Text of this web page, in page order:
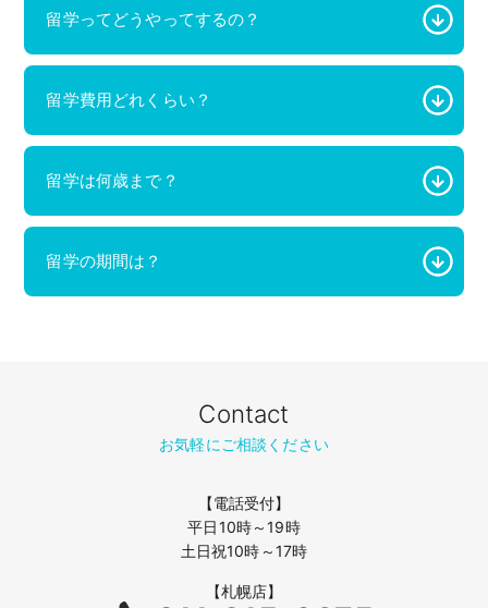
留学ってどうやってするの？
留学費用どれくらい？
留学は何歳まで？
留学の期間は？
Contact
お気軽にご相談ください
【電話受付】
平日10時～19時
土日祝10時～17時
【札幌店】